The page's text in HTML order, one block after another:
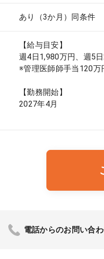
あり（3か月）同条件
【給与目安】
週4日1,980万円、週5
※管理医師師手当120万
【勤務開始】
2027年4月
電話からのお問い合